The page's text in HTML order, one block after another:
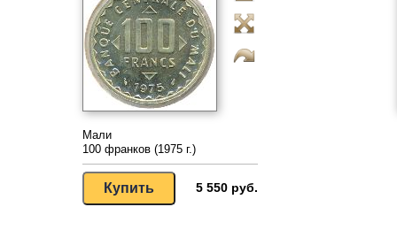
Мали
100 франков (1975 г.)
5 550 руб.